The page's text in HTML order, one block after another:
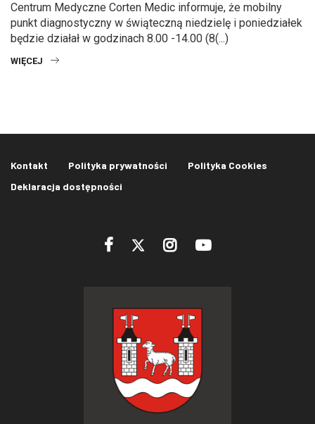
Centrum Medyczne Corten Medic informuje, że mobilny
punkt diagnostyczny w świąteczną niedzielę i poniedziałek
będzie działał w godzinach 8.00 -14.00 (8(...)
WIĘCEJ
Kontakt Polityka prywatności
Polityka Cookies
Deklaracja dostępności